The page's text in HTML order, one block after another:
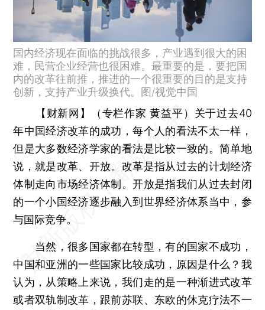
国内经济现在面临的挑战很多，产业遇到很大的困
难，民营企业经营也很困难。最重要的是，要把国
内的改革往前推，推进的一个很重要的目的是支持
创新，支持产业升级换代。图/视觉中国
【财新网】（专栏作家 黄益平） 关于过去40
年中国经济改革的成功，每个人的看法不太一样，
但是大多数经济学家的看法是比较一致的。简单地
说，就是改革、开放。改革是指从过去的计划经济
体制走向市场经济体制。开放是指我们从过去封闭
的一个小国经济逐步融入到世界经济体系当中，参
与国际竞争。
当然，很多国家都在转型，有的国家不成功，
中国和亚洲的一些国家比较成功，原因是什么？我
认为，从策略上来说，我们走的是一种渐进式改革
或者双轨制改革，跟前苏联、东欧的休克疗法不一